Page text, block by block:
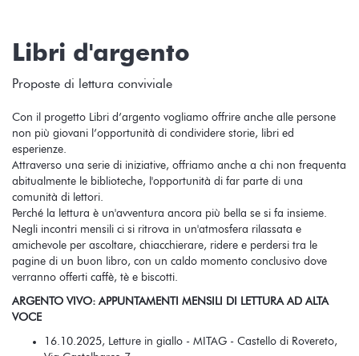
Libri d'argento
Proposte di lettura conviviale
Con il progetto Libri d’argento vogliamo offrire anche alle persone
non più giovani l’opportunità di condividere storie, libri ed
esperienze.
Attraverso una serie di iniziative, offriamo anche a chi non frequenta
abitualmente le biblioteche, l'opportunità di far parte di una
comunità di lettori.
Perché la lettura è un'avventura ancora più bella se si fa insieme.
Negli incontri mensili ci si ritrova in un'atmosfera rilassata e
amichevole per ascoltare, chiacchierare, ridere e perdersi tra le
pagine di un buon libro, con un caldo momento conclusivo dove
verranno offerti caffè, tè e biscotti.
ARGENTO VIVO: APPUNTAMENTI MENSILI DI LETTURA AD ALTA
VOCE
16.10.2025, Letture in giallo - MITAG - Castello di Rovereto,